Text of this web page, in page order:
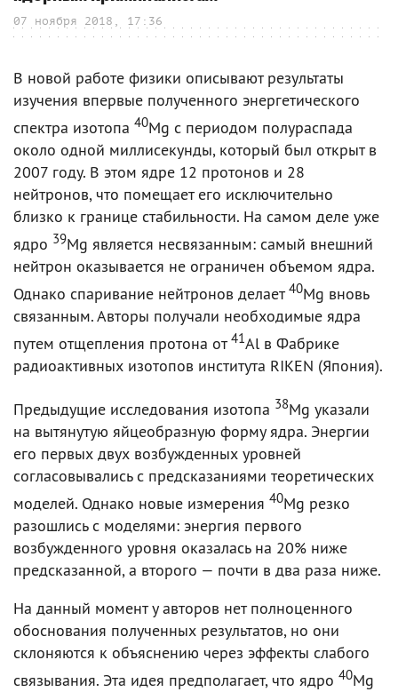
07 ноября 2018, 17:36
В новой работе физики описывают результаты
изучения впервые полученного энергетического
спектра изотопа 40Mg с периодом полураспада
около одной миллисекунды, который был открыт в
2007 году. В этом ядре 12 протонов и 28
нейтронов, что помещает его исключительно
близко к границе стабильности. На самом деле уже
ядро 39Mg является несвязанным: самый внешний
нейтрон оказывается не ограничен объемом ядра.
Однако спаривание нейтронов делает40Mg вновь
связанным. Авторы получали необходимые ядра
путем отщепления протона от41Al в Фабрике
радиоактивных изотопов института RIKEN (Япония).
Предыдущие исследования изотопа 38Mg указали
на вытянутую яйцеобразную форму ядра. Энергии
его первых двух возбужденных уровней
согласовывались с предсказаниями теоретических
моделей. Однако новые измерения 40Mg резко
разошлись с моделями: энергия первого
возбужденного уровня оказалась на 20% ниже
предсказанной, а второго — почти в два раза ниже.
На данный момент у авторов нет полноценного
обоснования полученных результатов, но они
склоняются к объяснению через эффекты слабого
связывания. Эта идея предполагает, что ядро 40Mg